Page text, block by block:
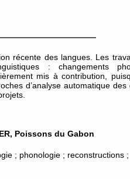
récente des langues. Les
: changements
mis à contribution,
d’analyse automatique des
Poissons du Gabon
; phonologie ; reconstructions ;